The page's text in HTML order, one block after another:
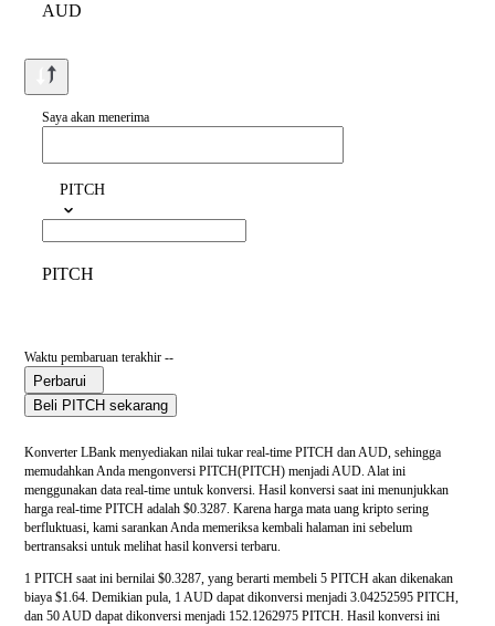
AUD
Saya akan menerima
PITCH
PITCH
Waktu pembaruan terakhir --
Perbarui
Beli PITCH sekarang
Konverter LBank menyediakan nilai tukar real-time PITCH dan AUD, sehingga
memudahkan Anda mengonversi PITCH(PITCH) menjadi AUD. Alat ini
menggunakan data real-time untuk konversi. Hasil konversi saat ini menunjukkan
harga real-time PITCH adalah $0.3287. Karena harga mata uang kripto sering
berfluktuasi, kami sarankan Anda memeriksa kembali halaman ini sebelum
bertransaksi untuk melihat hasil konversi terbaru.
1 PITCH saat ini bernilai $0.3287, yang berarti membeli 5 PITCH akan dikenakan
biaya $1.64. Demikian pula, 1 AUD dapat dikonversi menjadi 3.04252595 PITCH,
dan 50 AUD dapat dikonversi menjadi 152.1262975 PITCH. Hasil konversi ini